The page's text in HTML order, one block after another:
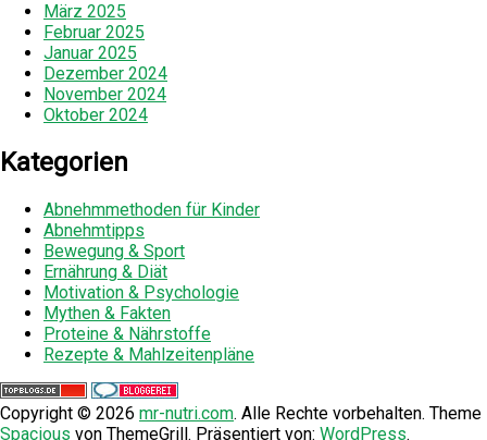
März 2025
Februar 2025
Januar 2025
Dezember 2024
November 2024
Oktober 2024
Kategorien
Abnehmmethoden für Kinder
Abnehmtipps
Bewegung & Sport
Ernährung & Diät
Motivation & Psychologie
Mythen & Fakten
Proteine & Nährstoffe
Rezepte & Mahlzeitenpläne
Copyright © 2026 mr-nutri.com. Alle Rechte vorbehalten. Theme
Spacious von ThemeGrill. Präsentiert von: WordPress.